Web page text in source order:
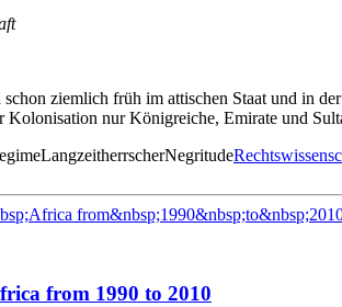
ziemlich früh im attischen Staat und in
Kolonisation nur Königreiche, Emirate und
LangzeitherrscherNegritude
from 1990 to 2010